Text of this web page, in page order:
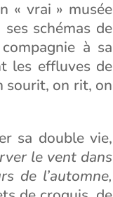
« vrai » musée
schémas de
à sa
les effluves de
sourit, on rit, on
sa double vie,
le vent dans
de l’automne,